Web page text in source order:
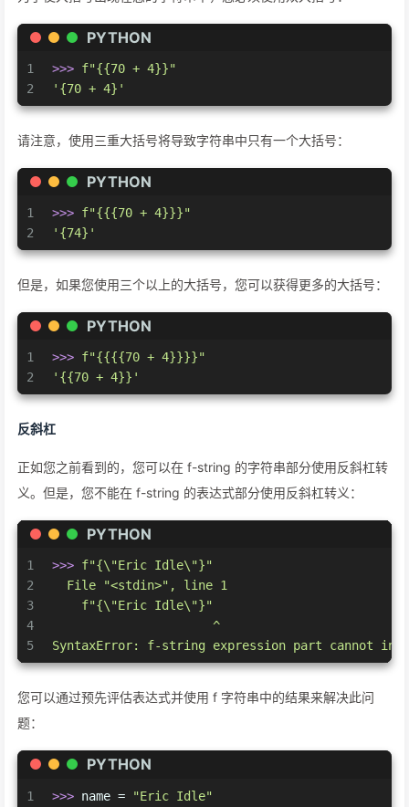
PYTHON
1
2
>>> f"{{70 + 4}}"
'{70 + 4}'
请注意，使用三重大括号将导致字符串中只有一个大括号：
PYTHON
1
2
>>> f"{{{70 + 4}}}"
'{74}'
但是，如果您使用三个以上的大括号，您可以获得更多的大括号：
PYTHON
1
2
>>> f"{{{{70 + 4}}}}"
'{{70 + 4}}'
反斜杠
正如您之前看到的，您可以在 f-string 的字符串部分使用反斜杠转
义。但是，您不能在 f-string 的表达式部分使用反斜杠转义：
PYTHON
1
2
3
4
5
>>> f"{\"Eric Idle\"}"
  File
"<stdin>" , line 1
f"{\"Eric Idle\"}"
                      ^
SyntaxError: f-string expression part cannot
您可以通过预先评估表达式并使用 f 字符串中的结果来解决此问
题：
PYTHON
1
>>> name =
"Eric Idle"